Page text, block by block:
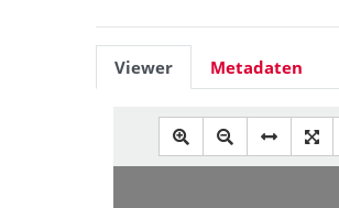
Viewer Metadaten